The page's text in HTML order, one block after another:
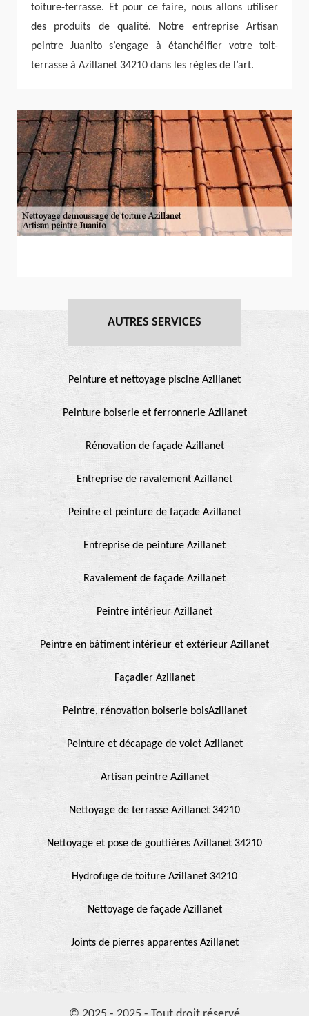
toiture-terrasse. Et pour ce faire, nous allons utiliser
des produits de qualité. Notre entreprise Artisan
peintre Juanito s’engage à étanchéifier votre toit-
terrasse à Azillanet 34210 dans les règles de l’art.
AUTRES SERVICES
Peinture et nettoyage piscine Azillanet
Peinture boiserie et ferronnerie Azillanet
Rénovation de façade Azillanet
Entreprise de ravalement Azillanet
Peintre et peinture de façade Azillanet
Entreprise de peinture Azillanet
Ravalement de façade Azillanet
Peintre intérieur Azillanet
Peintre en bâtiment intérieur et extérieur Azillanet
Façadier Azillanet
Peintre, rénovation boiserie boisAzillanet
Peinture et décapage de volet Azillanet
Artisan peintre Azillanet
Nettoyage de terrasse Azillanet 34210
Nettoyage et pose de gouttières Azillanet 34210
Hydrofuge de toiture Azillanet 34210
Nettoyage de façade Azillanet
Joints de pierres apparentes Azillanet